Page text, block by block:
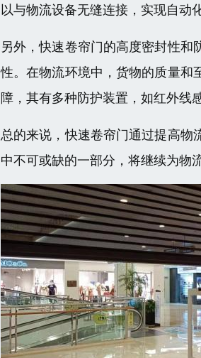
以与物流设备无缝连接，实现自动
另外，快速卷帘门的高度密封性
性。在物流环境中，货物的质量和
障，其有多种防护装置，如红外线
总的来说，快速卷帘门通过提高物
中不可或缺的一部分，将继续为物